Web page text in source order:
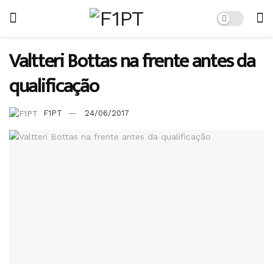
Valtteri Bottas na frente antes da
qualificação
F1PT 24/06/2017